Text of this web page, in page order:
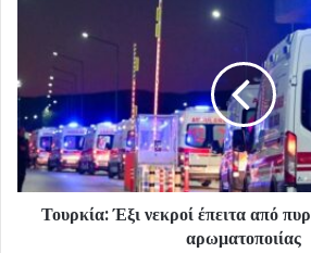
Τουρκία: Έξι νεκροί έπειτα από
αρωματοποιίας